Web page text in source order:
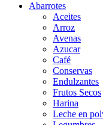
Abarrotes
Aceites
Arroz
Avenas
Azucar
Café
Conservas
Endulzantes
Frutos Secos
Harina
Leche en